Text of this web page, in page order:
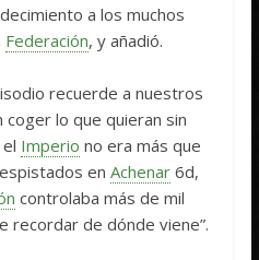
a los muchos
Federación, y añadió.
recuerde a nuestros
lo que quieran sin
Imperio no era más que
enAchenar 6d,
controlaba más de mil
recordar de dónde viene”.